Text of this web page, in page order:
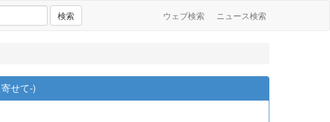
検索 ウェブ検索 ニュース検索
せて-)